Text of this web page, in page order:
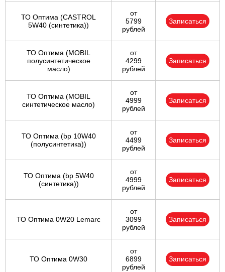
ТО Оптима (CASTROL
5W40 (синтетика))
от
5799
рублей
Записаться
ТО Оптима (MOBIL
полусинтетическое
масло)
от
4299
рублей
Записаться
ТО Оптима (MOBIL
синтетическое масло)
от
4999
рублей
Записаться
ТО Оптима (bp 10W40
(полусинтетика))
от
4499
рублей
Записаться
ТО Оптима (bp 5W40
(синтетика))
от
4999
рублей
Записаться
ТО Оптима 0W20 Lemarc
от
3099
рублей
Записаться
ТО Оптима 0W30
от
6899
рублей
Записаться